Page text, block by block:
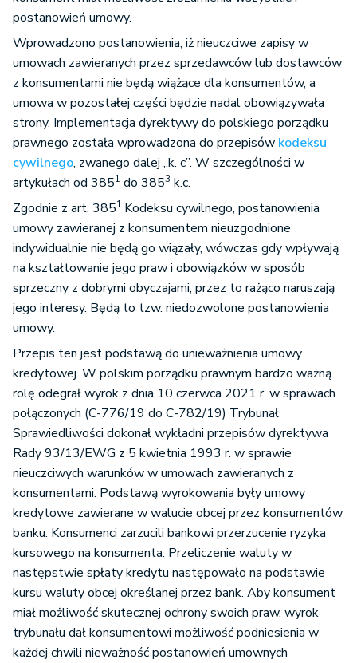
postanowień umowy.
Wprowadzono postanowienia, iż nieuczciwe zapisy w
umowach zawieranych przez sprzedawców lub dostawców
z konsumentami nie będą wiążące dla konsumentów, a
umowa w pozostałej części będzie nadal obowiązywała
strony. Implementacja dyrektywy do polskiego porządku
prawnego została wprowadzona do przepisów kodeksu
cywilnego, zwanego dalej „k. c”. W szczególności w
artykułach od 3851 do 3853 k.c.
Zgodnie z art. 3851 Kodeksu cywilnego, postanowienia
umowy zawieranej z konsumentem nieuzgodnione
indywidualnie nie będą go wiązały, wówczas gdy wpływają
na kształtowanie jego praw i obowiązków w sposób
sprzeczny z dobrymi obyczajami, przez to rażąco naruszają
jego interesy. Będą to tzw. niedozwolone postanowienia
umowy.
Przepis ten jest podstawą do unieważnienia umowy
kredytowej. W polskim porządku prawnym bardzo ważną
rolę odegrał wyrok z dnia 10 czerwca 2021 r. w sprawach
połączonych (C-776/19 do C-782/19) Trybunał
Sprawiedliwości dokonał wykładni przepisów dyrektywa
Rady 93/13/EWG z 5 kwietnia 1993 r. w sprawie
nieuczciwych warunków w umowach zawieranych z
konsumentami. Podstawą wyrokowania były umowy
kredytowe zawierane w walucie obcej przez konsumentów
banku. Konsumenci zarzucili bankowi przerzucenie ryzyka
kursowego na konsumenta. Przeliczenie waluty w
następstwie spłaty kredytu następowało na podstawie
kursu waluty obcej określanej przez bank. Aby konsument
miał możliwość skutecznej ochrony swoich praw, wyrok
trybunału dał konsumentowi możliwość podniesienia w
każdej chwili nieważność postanowień umownych